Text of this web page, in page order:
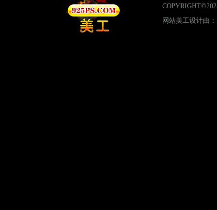
网站美工设计由